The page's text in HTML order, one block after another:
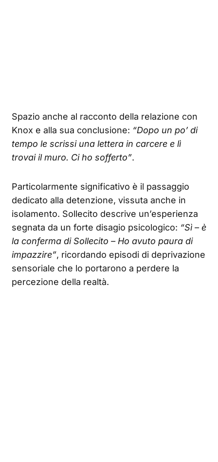
Spazio anche al racconto della relazione con
Knox e alla sua conclusione: “Dopo un po’ di
tempo le scrissi una lettera in carcere e lì
trovai il muro. Ci ho sofferto”.
Particolarmente significativo è il passaggio
dedicato alla detenzione, vissuta anche in
isolamento. Sollecito descrive un’esperienza
segnata da un forte disagio psicologico: “Sì – è
la conferma di Sollecito – Ho avuto paura di
impazzire”, ricordando episodi di deprivazione
sensoriale che lo portarono a perdere la
percezione della realtà.